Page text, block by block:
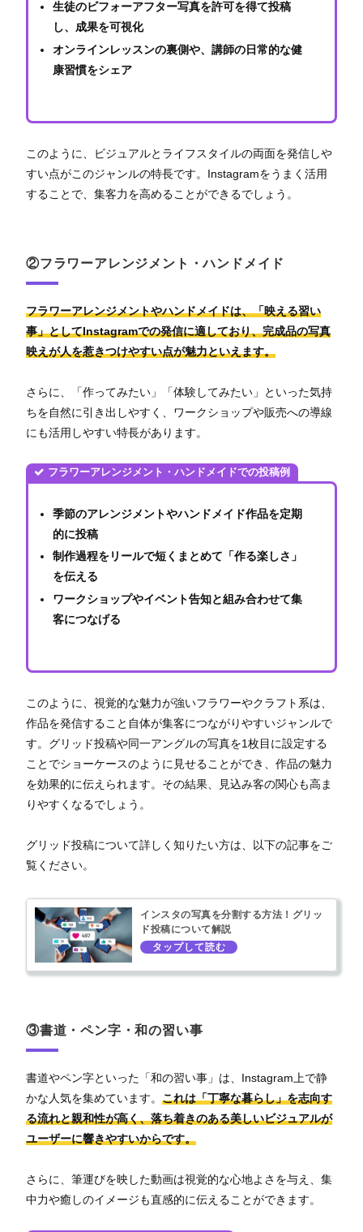
生徒のビフォーアフター写真を許可を得て投稿
し、成果を可視化
オンラインレッスンの裏側や、講師の日常的な健
康習慣をシェア
このように、ビジュアルとライフスタイルの両面を発信しや
すい点がこのジャンルの特長です。Instagramをうまく活用
することで、集客力を高めることができるでしょう。
②フラワーアレンジメント・ハンドメイド
フラワーアレンジメントやハンドメイドは、「映える習い
事」としてInstagramでの発信に適しており、完成品の写真
映えが人を惹きつけやすい点が魅力といえます。
さらに、「作ってみたい」「体験してみたい」といった気持
ちを自然に引き出しやすく、ワークショップや販売への導線
にも活用しやすい特長があります。
フラワーアレンジメント・ハンドメイドでの投稿例
季節のアレンジメントやハンドメイド作品を定期
的に投稿
制作過程をリールで短くまとめて「作る楽しさ」
を伝える
ワークショップやイベント告知と組み合わせて集
客につなげる
このように、視覚的な魅力が強いフラワーやクラフト系は、
作品を発信すること自体が集客につながりやすいジャンルで
す。グリッド投稿や同一アングルの写真を1枚目に設定する
ことでショーケースのように見せることができ、作品の魅力
を効果的に伝えられます。その結果、見込み客の関心も高ま
りやすくなるでしょう。
グリッド投稿について詳しく知りたい方は、以下の記事をご
覧ください。
インスタの写真を分割する方法！グリッ
ド投稿について解説
③書道・ペン字・和の習い事
書道やペン字といった「和の習い事」は、Instagram上で静
かな人気を集めています。 これは「丁寧な暮らし」を志向す
る流れと親和性が高く、落ち着きのある美しいビジュアルが
ユーザーに響きやすいからです。
さらに、筆運びを映した動画は視覚的な心地よさを与え、集
中力や癒しのイメージも直感的に伝えることができます。